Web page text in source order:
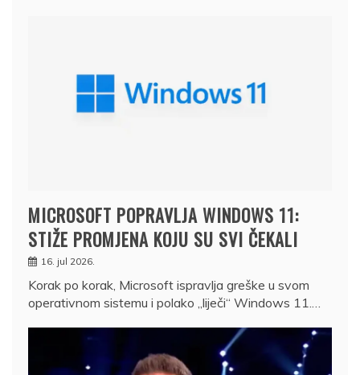
MICROSOFT POPRAVLJA WINDOWS 11:
STIŽE PROMJENA KOJU SU SVI ČEKALI
16. jul 2026.
Korak po korak, Microsoft ispravlja greške u svom
operativnom sistemu i polako „liječi“ Windows 11.…